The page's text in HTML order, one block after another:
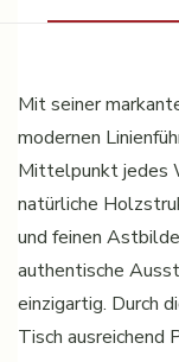
Mit seiner
modernen
Mittelpunkt jedes
natürliche
und feinen
authentische
einzigartig. Durch
Tisch ausreichend